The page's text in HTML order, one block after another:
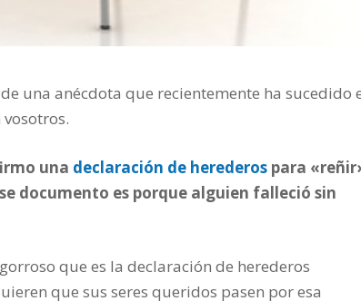
una anécdota que recientemente ha sucedido
una declaración de herederos para
documento es porque alguien falleció sin
que es la declaración de herederos
que sus seres queridos pasen por esa